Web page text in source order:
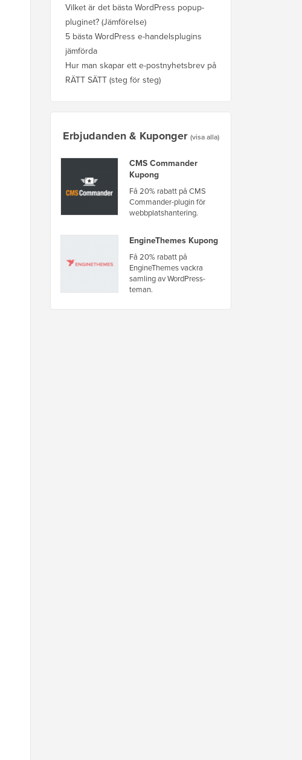
Vilket är det bästa WordPress popup-
pluginet? (Jämförelse)
5 bästa WordPress e-handelsplugins
jämförda
Hur man skapar ett e-postnyhetsbrev på
RÄTT SÄTT (steg för steg)
Erbjudanden & Kuponger (visa alla)
CMS Commander
Kupong
Få 20% rabatt på CMS
Commander-plugin för
webbplatshantering.
EngineThemes Kupong
Få 20% rabatt på
EngineThemes vackra
samling av WordPress-
teman.